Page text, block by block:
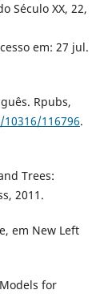
Século XX, 22,
em: 27 jul.
Rpubs,
116796.
Trees:
2011.
em New Left
for